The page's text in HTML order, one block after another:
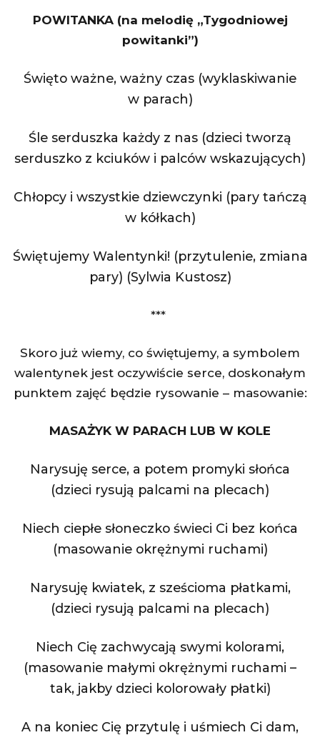
POWITANKA (na melodię „Tygodniowej
powitanki”)
Święto ważne, ważny czas (wyklaskiwanie
w parach)
Śle serduszka każdy z nas (dzieci tworzą
serduszko z kciuków i palców wskazujących)
Chłopcy i wszystkie dziewczynki (pary tańczą
w kółkach)
Świętujemy Walentynki! (przytulenie, zmiana
pary) (Sylwia Kustosz)
***
Skoro już wiemy, co świętujemy, a symbolem
walentynek jest oczywiście serce, doskonałym
punktem zajęć będzie rysowanie – masowanie:
MASAŻYK W PARACH LUB W KOLE
Narysuję serce, a potem promyki słońca
(dzieci rysują palcami na plecach)
Niech ciepłe słoneczko świeci Ci bez końca
(masowanie okrężnymi ruchami)
Narysuję kwiatek, z sześcioma płatkami,
(dzieci rysują palcami na plecach)
Niech Cię zachwycają swymi kolorami,
(masowanie małymi okrężnymi ruchami –
tak, jakby dzieci kolorowały płatki)
A na koniec Cię przytulę i uśmiech Ci dam,